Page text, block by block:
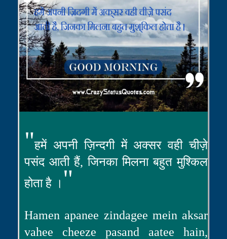
"हमें अपनी ज़िन्दगी में अक्सर वही चीज़े
पसंद आती हैं, जिनका मिलना बहुत मुश्किल
होता है । "
Hamen apanee zindagee mein aksar
vahee cheeze pasand aatee hain,